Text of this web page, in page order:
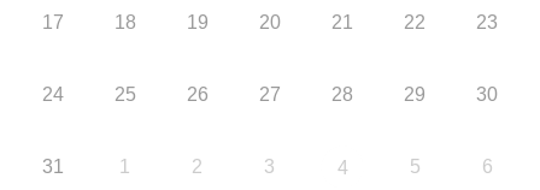
17 18 19 20 21 22 23
24 25 26 27 28 29 30
31 1 2 3 4 5 6